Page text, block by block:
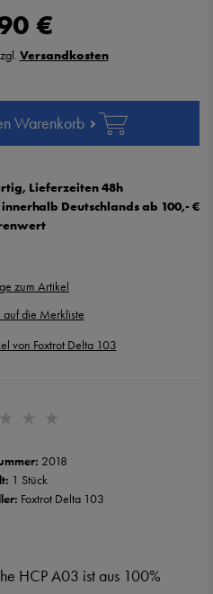
2018
1 Stück
Foxtrot Delta 103
€
Versandkosten
Warenkorb
Lieferzeiten 48h
Deutschlands ab 100,- €
zum Artikel
von Foxtrot Delta 103
HCP A03 ist aus 100%